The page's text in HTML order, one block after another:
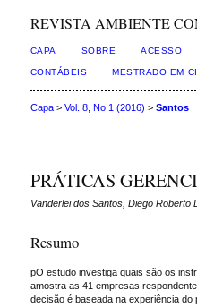
REVISTA AMBIENTE
CAPA SOBRE ACESSO
CONTÁBEIS MESTRADO EM
Capa> Vol. 8, No 1 (2016) > Santos
PRÁTICAS
Vanderlei dos Santos, Diego Roberto
Resumo
pO estudo investiga quais são os
amostra as 41 empresas
decisão é baseada na experiência do